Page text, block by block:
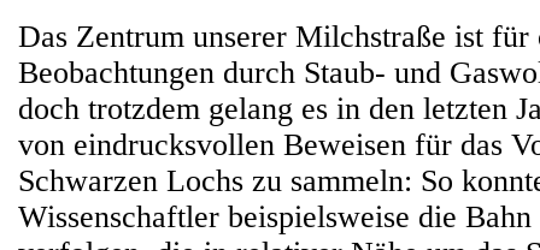
Das Zentrum unserer Milchstraße ist für
Beobachtungen durch Staub- und
doch trotzdem gelang es in den letzten
von eindrucksvollen Beweisen für das
Schwarzen Lochs zu sammeln: So
Wissenschaftler beispielsweise die